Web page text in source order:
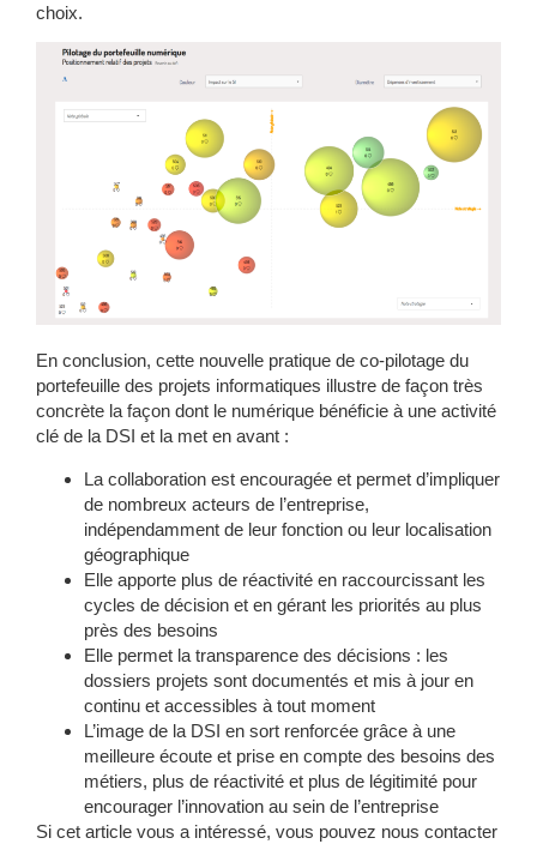
choix.
En conclusion, cette nouvelle pratique de co-pilotage du
portefeuille des projets informatiques illustre de façon très
concrète la façon dont le numérique bénéficie à une activité
clé de la DSI et la met en avant :
La collaboration est encouragée et permet d’impliquer
de nombreux acteurs de l’entreprise,
indépendamment de leur fonction ou leur localisation
géographique
Elle apporte plus de réactivité en raccourcissant les
cycles de décision et en gérant les priorités au plus
près des besoins
Elle permet la transparence des décisions : les
dossiers projets sont documentés et mis à jour en
continu et accessibles à tout moment
L’image de la DSI en sort renforcée grâce à une
meilleure écoute et prise en compte des besoins des
métiers, plus de réactivité et plus de légitimité pour
encourager l’innovation au sein de l’entreprise
Si cet article vous a intéressé, vous pouvez nous contacter